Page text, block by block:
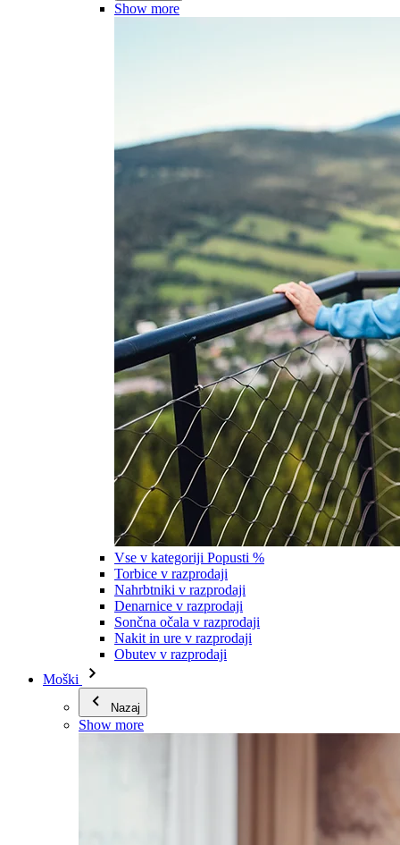
Show more
Vse v kategoriji Popusti %
Torbice v razprodaji
Nahrbtniki v razprodaji
Denarnice v razprodaji
Sončna očala v razprodaji
Nakit in ure v razprodaji
Obutev v razprodaji
Moški
Nazaj
Show more